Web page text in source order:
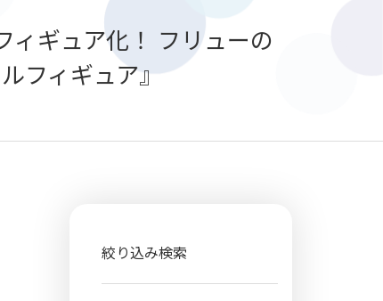
ィギュア化！ フリューの
フィギュア』
絞り込み検索